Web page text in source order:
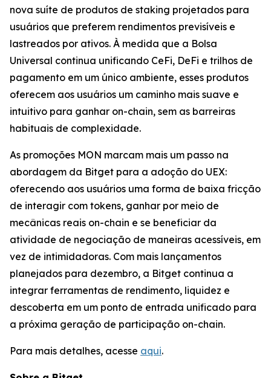
nova suíte de produtos de staking projetados para
usuários que preferem rendimentos previsíveis e
lastreados por ativos. À medida que a Bolsa
Universal continua unificando CeFi, DeFi e trilhos de
pagamento em um único ambiente, esses produtos
oferecem aos usuários um caminho mais suave e
intuitivo para ganhar on-chain, sem as barreiras
habituais de complexidade.
As promoções MON marcam mais um passo na
abordagem da Bitget para a adoção do UEX:
oferecendo aos usuários uma forma de baixa fricção
de interagir com tokens, ganhar por meio de
mecânicas reais on-chain e se beneficiar da
atividade de negociação de maneiras acessíveis, em
vez de intimidadoras. Com mais lançamentos
planejados para dezembro, a Bitget continua a
integrar ferramentas de rendimento, liquidez e
descoberta em um ponto de entrada unificado para
a próxima geração de participação on-chain.
Para mais detalhes, acesse aqui.